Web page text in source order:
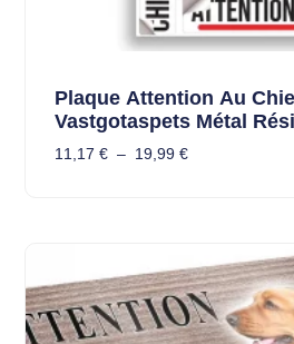
Plaque Attention Au
Vastgotaspets Métal
11,17 € – 19,99 €